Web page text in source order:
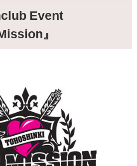
Event
』